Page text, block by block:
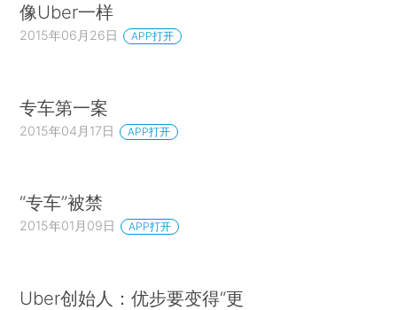
像Uber一样
2015年06月26日 APP打开
专车第一案
2015年04月17日 APP打开
“专车”被禁
2015年01月09日 APP打开
Uber创始人：优步要变得“更